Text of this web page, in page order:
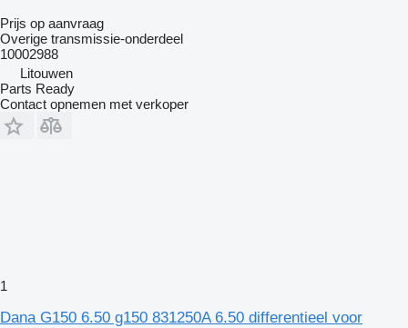
Prijs op aanvraag
Overige transmissie-onderdeel
10002988
Litouwen
Parts Ready
Contact opnemen met verkoper
1
Dana G150 6.50 g150 831250A 6.50 differentieel voor